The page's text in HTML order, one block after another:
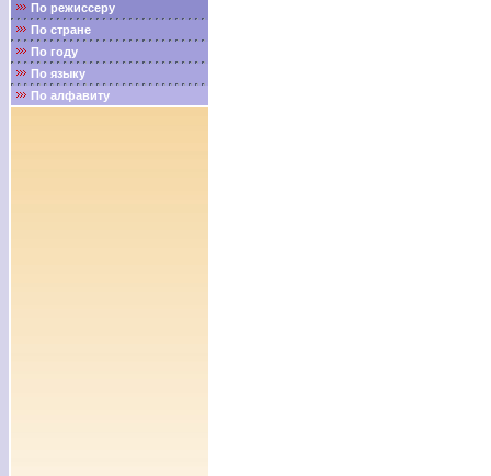
По режиссеру
По стране
По году
По языку
По алфавиту